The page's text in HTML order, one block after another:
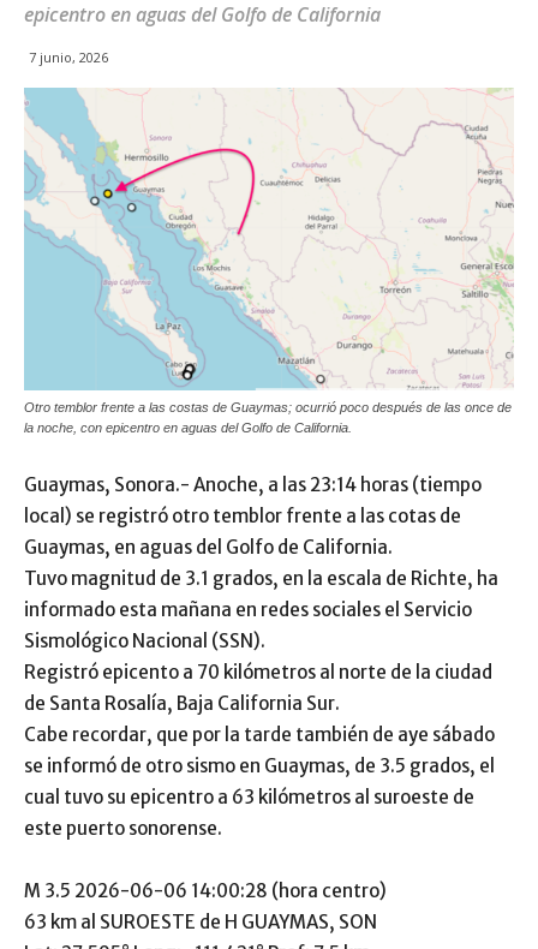
epicentro en aguas del Golfo de California
7 junio, 2026
Otro temblor frente a las costas de Guaymas; ocurrió poco después de las once de
la noche, con epicentro en aguas del Golfo de California.
Guaymas, Sonora.- Anoche, a las 23:14 horas (tiempo
local) se registró otro temblor frente a las cotas de
Guaymas, en aguas del Golfo de California.
Tuvo magnitud de 3.1 grados, en la escala de Richte, ha
informado esta mañana en redes sociales el Servicio
Sismológico Nacional (SSN).
Registró epicento a 70 kilómetros al norte de la ciudad
de Santa Rosalía, Baja California Sur.
Cabe recordar, que por la tarde también de aye sábado
se informó de otro sismo en Guaymas, de 3.5 grados, el
cual tuvo su epicentro a 63 kilómetros al suroeste de
este puerto sonorense.
M 3.5 2026-06-06 14:00:28 (hora centro)
63 km al SUROESTE de H GUAYMAS, SON